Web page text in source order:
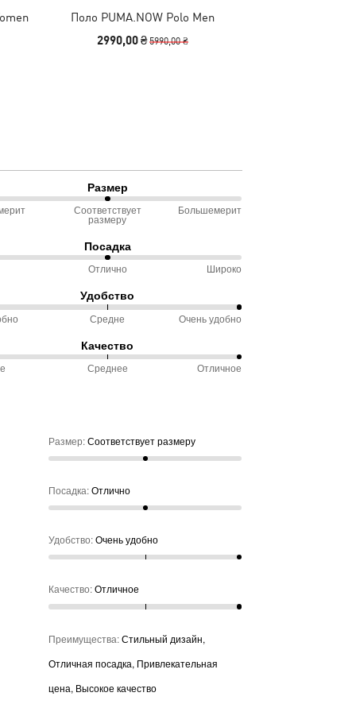
Поло PUMA.NOW Polo Men
2990,00 ₴5990,00 ₴
Размер
Соответствует
размеру
Большемерит
Посадка
Отлично Широко
Удобство
Средне Очень удобно
Качество
Среднее Отличное
Размер:Соответствует размеру
Посадка:Отлично
Удобство:Очень удобно
Качество:Отличное
Преимущества:Стильный дизайн,
Отличная посадка, Привлекательная
цена, Высокое качество